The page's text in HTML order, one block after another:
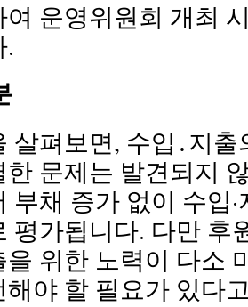
여 운영위원회 개최
살펴보면, 수입․지
문제는 발견되지
부채 증가 없이 수입
평가됩니다. 다만 후
위한 노력이 다소
해야 할 필요가 있다